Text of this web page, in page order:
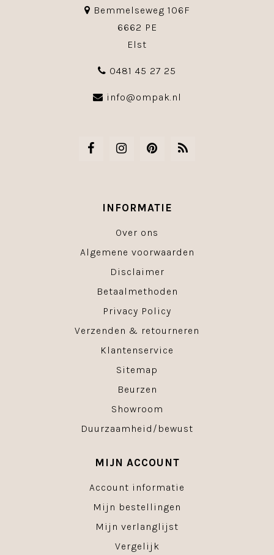
Bemmelseweg 106F
6662 PE
Elst
0481 45 27 25
info@ompak.nl
INFORMATIE
Over ons
Algemene voorwaarden
Disclaimer
Betaalmethoden
Privacy Policy
Verzenden & retourneren
Klantenservice
Sitemap
Beurzen
Showroom
Duurzaamheid/bewust
MIJN ACCOUNT
Account informatie
Mijn bestellingen
Mijn verlanglijst
Vergelijk